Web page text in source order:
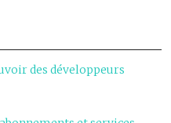
des développeurs